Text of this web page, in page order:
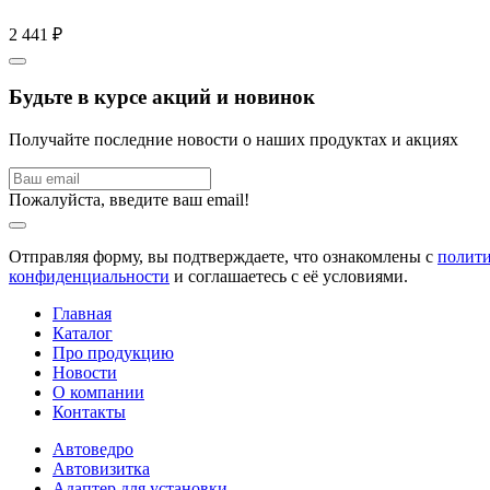
2 441 ₽
Будьте в курсе акций и новинок
Получайте последние новости о наших продуктах и акциях
Пожалуйста, введите ваш email!
Отправляя форму, вы подтверждаете, что ознакомлены с
конфиденциальности и соглашаетесь с её условиями.
Главная
Каталог
Про продукцию
Новости
О компании
Контакты
Автоведро
Автовизитка